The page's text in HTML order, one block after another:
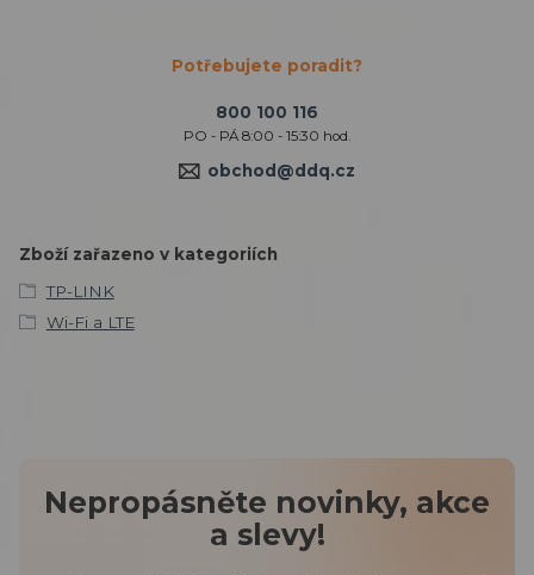
Potřebujete poradit?
800 100 116
PO - PÁ 8:00 - 15:30 hod.
obchod@ddq.cz
Zboží zařazeno v kategoriích
TP-LINK
Wi-Fi a LTE
Nepropásněte novinky, akce
a slevy!